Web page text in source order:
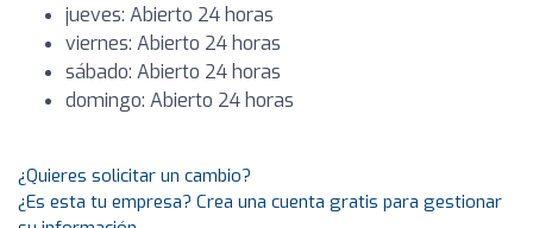
jueves: Abierto 24 horas
viernes: Abierto 24 horas
sábado: Abierto 24 horas
domingo: Abierto 24 horas
¿Quieres solicitar un cambio?
¿Es esta tu empresa? Crea una cuenta gratis para gestionar